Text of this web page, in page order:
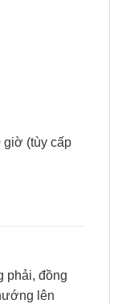
giờ (tùy cấp
phải, đồng
lên